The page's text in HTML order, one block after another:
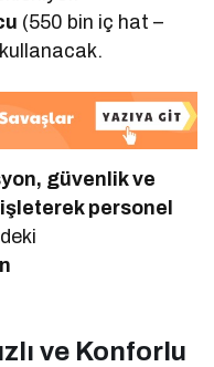
(550 bin iç hat –
güvenlik ve
personel
ve Konforlu